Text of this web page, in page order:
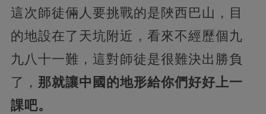
這次師徒倆人要挑戰的是陜西巴山，目
的地設在了天坑附近，看來不經歷個九
九八十一難，這對師徒是很難決出勝負
了， 那就讓中國的地形給你們好好上一
課吧。